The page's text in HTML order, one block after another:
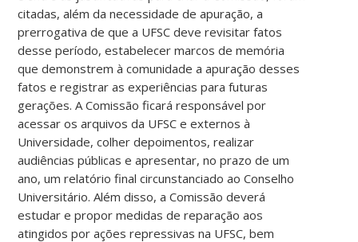
citadas, além da necessidade de apuração, a
prerrogativa de que a UFSC deve revisitar fatos
desse período, estabelecer marcos de memória
que demonstrem à comunidade a apuração desses
fatos e registrar as experiências para futuras
gerações. A Comissão ficará responsável por
acessar os arquivos da UFSC e externos à
Universidade, colher depoimentos, realizar
audiências públicas e apresentar, no prazo de um
ano, um relatório final circunstanciado ao Conselho
Universitário. Além disso, a Comissão deverá
estudar e propor medidas de reparação aos
atingidos por ações repressivas na UFSC, bem